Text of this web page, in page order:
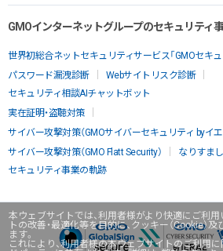
本ウェブサイトでは、利用者様がより快適にご利
トの改善・最適化等を目的に、クッキー（Cookie）
ます。
これにより、利用者様の本ウェブサイトのご利用
GMOインターネットグループのセキュリティ
世界初総合ネットセキュリティサービス「GMOセキュ
パスワード漏洩診断
Webサイトリスク診断
セキュリティ相談AIチャットボット
実在証明・盗聴対策
サイバー攻撃対策（GMOサイバーセキュリティ byイエ
サイバー攻撃対策（GMO Flatt Security）
なりすま
セキュリティ事業の軌跡